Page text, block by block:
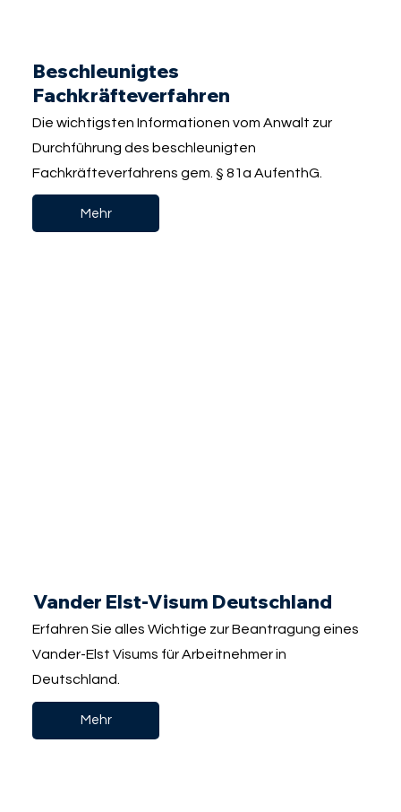
Beschleunigtes
Fachkräfteverfahren
Die wichtigsten Informationen vom Anwalt zur
Durchführung des beschleunigten
Fachkräfteverfahrens gem. § 81a AufenthG.
Mehr
Vander Elst-Visum Deutschland
Erfahren Sie alles Wichtige zur Beantragung eines
Vander-Elst Visums für Arbeitnehmer in
Deutschland.
Mehr